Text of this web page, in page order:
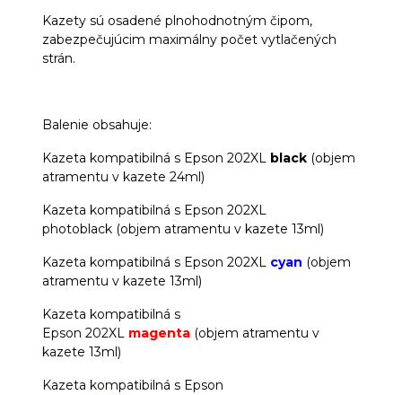
Kazety sú osadené plnohodnotným čipom,
zabezpečujúcim maximálny počet vytlačených
strán.
Balenie obsahuje:
Kazeta kompatibilná s Epson 202XL black (objem
atramentu v kazete 24ml)
Kazeta kompatibilná s Epson 202XL
photoblack (objem atramentu v kazete 13ml)
Kazeta kompatibilná s Epson 202XL cyan (objem
atramentu v kazete 13ml)
Kazeta kompatibilná s
Epson 202XL magenta (objem atramentu v
kazete 13ml)
Kazeta kompatibilná s Epson